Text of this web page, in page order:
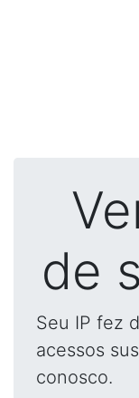
de
Seu IP fez
acessos
conosco.